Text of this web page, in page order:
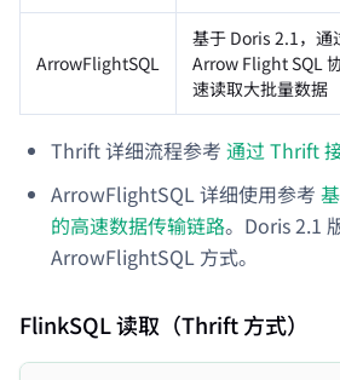
ArrowFlightSQL
基于 Doris 2.1，通
Arrow Flight SQL
速读取大批量数据
Thrift 详细流程参考 通过 Thrift
ArrowFlightSQL 详细使用参考
的高速数据传输链路。Doris 2.1
ArrowFlightSQL 方式。
FlinkSQL 读取（Thrift 方式）